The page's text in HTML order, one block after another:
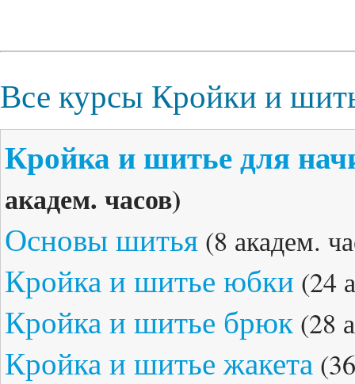
Все курсы Кройки и
Кройка и шитье для
академ. часов)
Основы шитья (8 академ.
Кройка и шитье юбки (24
Кройка и шитье брюк (28
Кройка и шитье жакета